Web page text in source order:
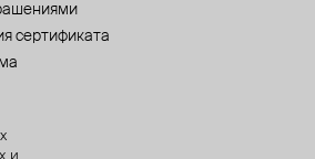
сертификата
и